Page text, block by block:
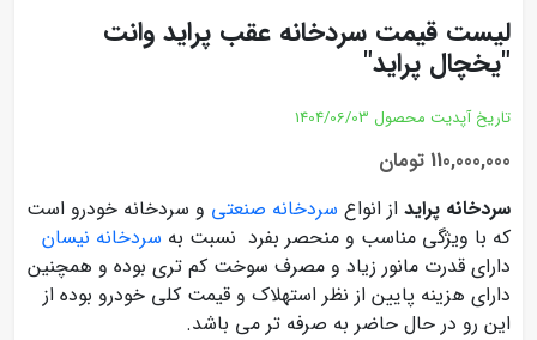
لیست قیمت سردخانه عقب پراید وانت
"یخچال پراید"
تاریخ آپدیت محصول 1404/06/03
110,000,000 تومان
سردخانه پراید از انواع سردخانه صنعتی و سردخانه خودرو است
که با ویژگی مناسب و منحصر بفرد نسبت به سردخانه نیسان
دارای قدرت مانور زیاد و مصرف سوخت کم تری بوده و همچنین
دارای هزینه پایین از نظر استهلاک و قیمت کلی خودرو بوده از
این رو در حال حاضر به صرفه تر می باشد.